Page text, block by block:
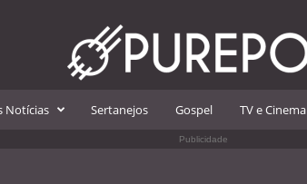
Notícias Sertanejos Gospel TV e Cinema
Publicidade